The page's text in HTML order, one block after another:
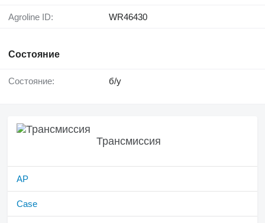
Agroline ID: WR46430
Состояние
Состояние: б/у
Трансмиссия
AP
Case